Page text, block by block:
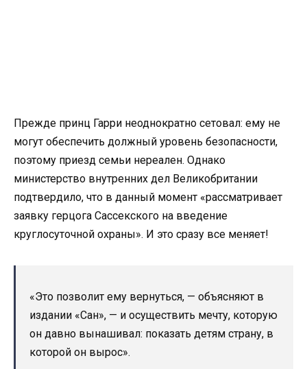
Прежде принц Гарри неоднократно сетовал: ему не
могут обеспечить должный уровень безопасности,
поэтому приезд семьи нереален. Однако
министерство внутренних дел Великобритании
подтвердило, что в данный момент «рассматривает
заявку герцога Сассекского на введение
круглосуточной охраны». И это сразу все меняет!
«Это позволит ему вернуться, — объясняют в
издании «Сан», — и осуществить мечту, которую
он давно вынашивал: показать детям страну, в
которой он вырос».